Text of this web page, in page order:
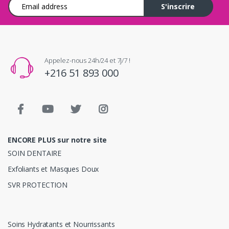
S'inscrire
Appelez-nous 24h/24 et 7j/7 !
+216 51 893 000
ENCORE PLUS sur notre site
SOIN DENTAIRE
Exfoliants et Masques Doux
SVR PROTECTION
Soins Hydratants et Nourrissants